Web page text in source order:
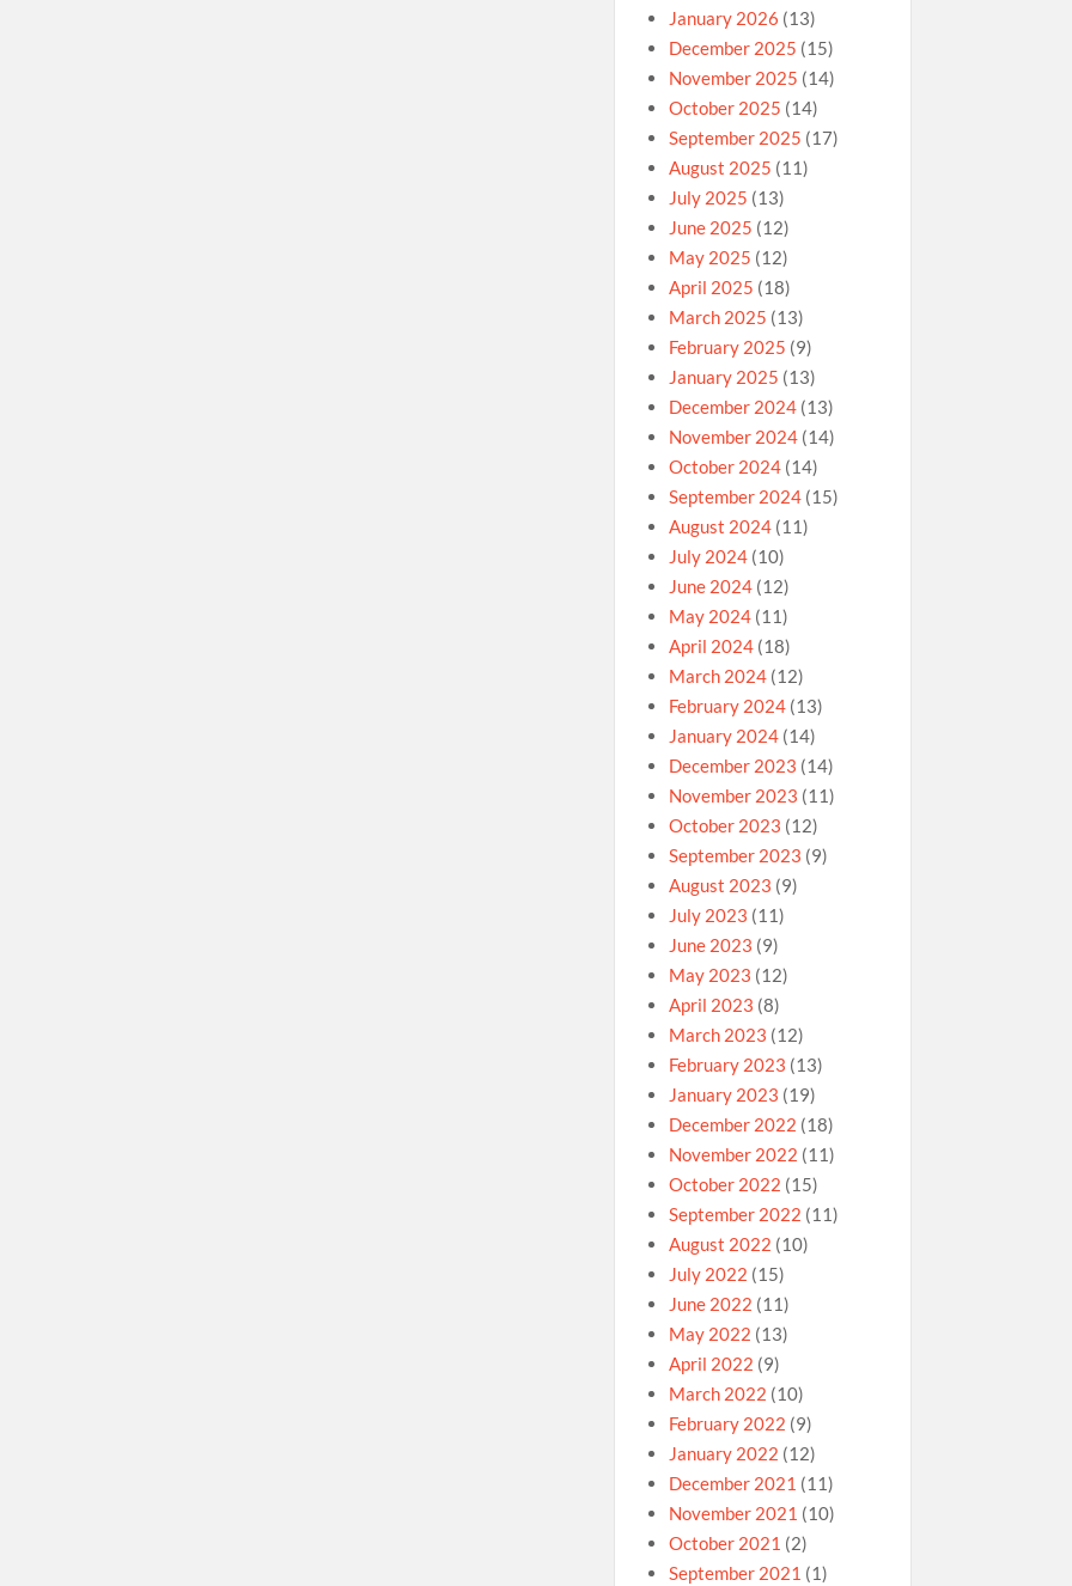
January 2026 (13)
December 2025 (15)
November 2025 (14)
October 2025 (14)
September 2025 (17)
August 2025 (11)
July 2025 (13)
June 2025 (12)
May 2025 (12)
April 2025 (18)
March 2025 (13)
February 2025 (9)
January 2025 (13)
December 2024(13)
November 2024(14)
October 2024(14)
September 2024(15)
August 2024(11)
July 2024(10)
June 2024(12)
May 2024(11)
April 2024(18)
March 2024(12)
February 2024(13)
January 2024(14)
December 2023 (14)
November 2023 (11)
October 2023 (12)
September 2023 (9)
August 2023 (9)
July 2023 (11)
June 2023 (9)
May 2023 (12)
April 2023 (8)
March 2023 (12)
February 2023 (13)
January 2023 (19)
December 2022 (18)
November 2022 (11)
October 2022 (15)
September 2022 (11)
August 2022 (10)
July 2022 (15)
June 2022 (11)
May 2022 (13)
April 2022 (9)
March 2022 (10)
February 2022 (9)
January 2022 (12)
December 2021 (11)
November 2021 (10)
October 2021 (2)
September 2021 (1)